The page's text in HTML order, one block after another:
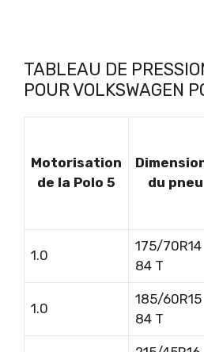
TABLEAU DE
POUR VOLKSWAGEN
Motorisation
de la Polo 5
du pneu
1.0
175/70R14
84 T
1.0
185/60R15
84 T